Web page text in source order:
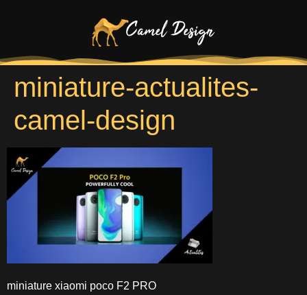
miniature-actualites-
camel-design
miniature xiaomi poco F2 PRO